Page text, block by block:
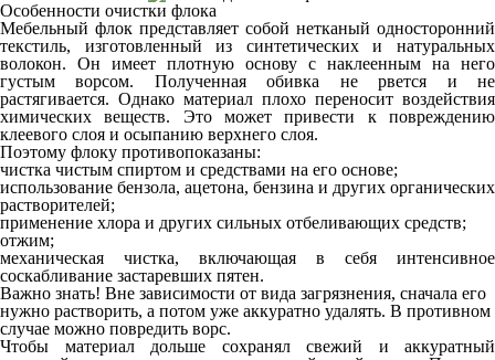
Особенности очистки флока
Мебельный флок представляет собой нетканый односторонний
текстиль, изготовленный из синтетических и натуральных
волокон. Он имеет плотную основу с наклеенным на него
густым ворсом. Полученная обивка не рвется и не
растягивается. Однако материал плохо переносит воздействия
химических веществ. Это может привести к повреждению
клеевого слоя и осыпанию верхнего слоя.
Поэтому флоку противопоказаны:
чистка чистым спиртом и средствами на его основе;
использование бензола, ацетона, бензина и других органических
растворителей;
применение хлора и других сильных отбеливающих средств;
отжим;
механическая чистка, включающая в себя интенсивное
соскабливание застаревших пятен.
Важно знать! Вне зависимости от вида загрязнения, сначала его
нужно растворить, а потом уже аккуратно удалять. В противном
случае можно повредить ворс.
Чтобы материал дольше сохранял свежий и аккуратный